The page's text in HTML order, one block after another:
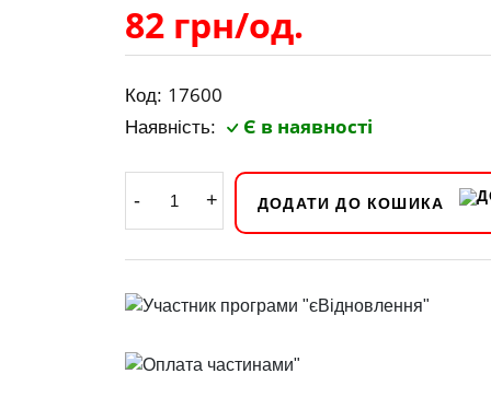
82 грн/од.
Код: 17600
Наявність: Є в наявності
- + ДОДАТИ ДО КОШИКА